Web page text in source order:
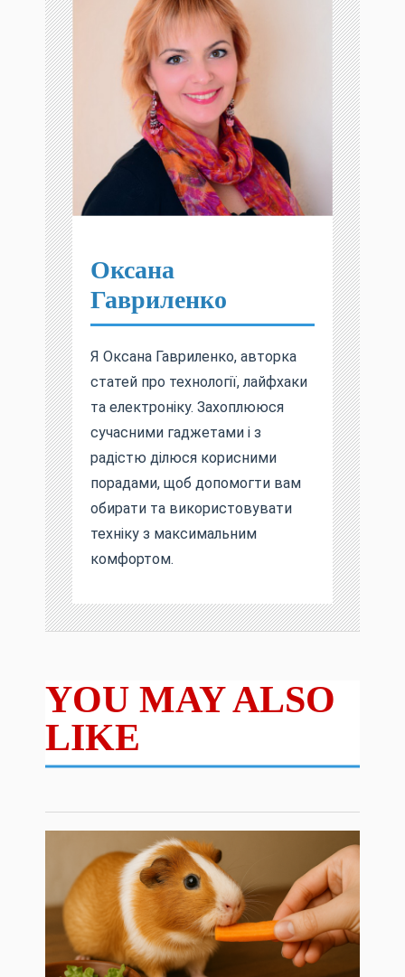
Оксана
Гавриленко
Я Оксана Гавриленко, авторка
статей про технології, лайфхаки
та електроніку. Захоплююся
сучасними гаджетами і з
радістю ділюся корисними
порадами, щоб допомогти вам
обирати та використовувати
техніку з максимальним
комфортом.
YOU MAY ALSO
LIKE